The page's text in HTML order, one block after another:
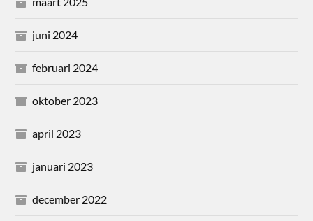
juni 2024
februari 2024
oktober 2023
april 2023
januari 2023
december 2022